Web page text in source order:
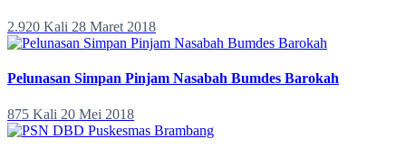
2.920 Kali 28 Maret 2018
Pelunasan Simpan Pinjam Nasabah Bumdes Barokah
875 Kali 20 Mei 2018